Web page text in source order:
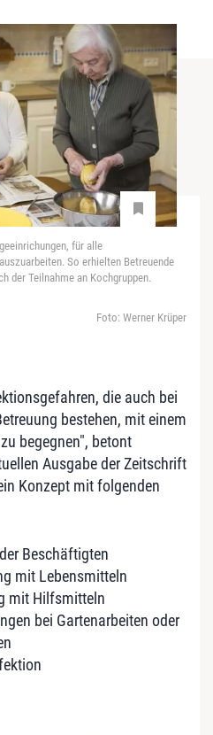
für alle
So erhielten Betreuende
der Teilnahme an Kochgruppen.
Foto: Werner Krüper
die auch bei
bestehen, mit einem
begegnen", betont
Ausgabe der Zeitschrift
Konzept mit folgenden
Beschäftigten
mit Lebensmitteln
mit Hilfsmitteln
bei Gartenarbeiten oder